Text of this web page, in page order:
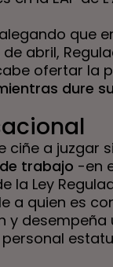
que
abril,
ofertar la
dure su
ciñe a juzgar
trabajo -en
la Ley
a quien es
y desempeña